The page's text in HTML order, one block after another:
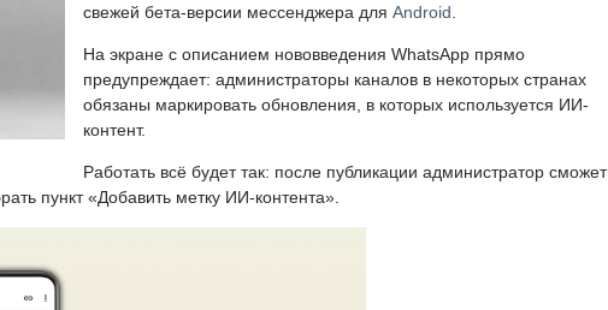
свежей бета-версии мессенджера для Android
На экране с описанием нововведения WhatsApp прямо
предупреждает: администраторы каналов в некоторых странах
обязаны маркировать обновления, в которых используется ИИ-
контент.
Работать всё будет так: после публикации администратор сможет
пункт «Добавить метку ИИ-контента».